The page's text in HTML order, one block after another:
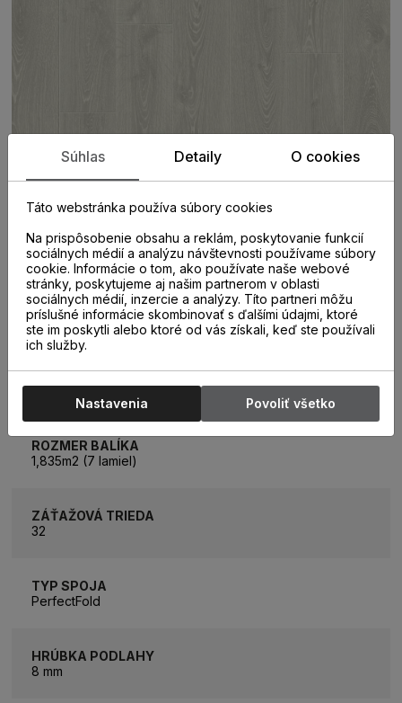
PARAMETRE
KATEGÓRIA
Laminátové parkety
ROZMER LAMELY
1380 X 190mm
ROZMER BALÍKA
1,835m2 (7 lamiel)
ZÁŤAŽOVÁ TRIEDA
32
TYP SPOJA
PerfectFold
HRÚBKA PODLAHY
8 mm
Súhlas Detaily O cookies
Táto webstránka používa súbory cookies
Na prispôsobenie obsahu a reklám, poskytovanie funkcií
sociálnych médií a analýzu návštevnosti používame súbory
cookie. Informácie o tom, ako používate naše webové
stránky, poskytujeme aj našim partnerom v oblasti
sociálnych médií, inzercie a analýzy. Títo partneri môžu
príslušné informácie skombinovať s ďalšími údajmi, ktoré
ste im poskytli alebo ktoré od vás získali, keď ste používali
ich služby.
Nastavenia Povoliť všetko